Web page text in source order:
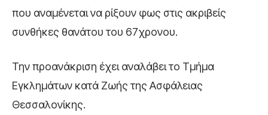
που αναμένεται να ρίξουν φως στις ακριβείς
συνθήκες θανάτου του 67χρονου.
Την προανάκριση έχει αναλάβει το Τμήμα
Εγκλημάτων κατά Ζωής της Ασφάλειας
Θεσσαλονίκης.